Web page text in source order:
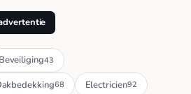
Beveiliging43
68 Electricien92